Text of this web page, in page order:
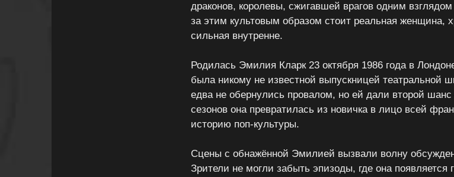
драконов, королевы, сжигавшей врагов одним
за этим культовым образом стоит реальная женщина,
сильная внутренне.
Родилась Эмилия Кларк 23 октября 1986 года в
была никому не известной выпускницей театральной
едва не обернулись провалом, но ей дали второй
сезонов она превратилась из новичка в лицо всей
историю поп-культуры.
Сцены с обнажённой Эмилией вызвали волну
Зрители не могли забыть эпизоды, где она появляется